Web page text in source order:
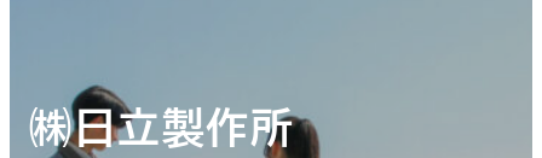
㈱日立製作所